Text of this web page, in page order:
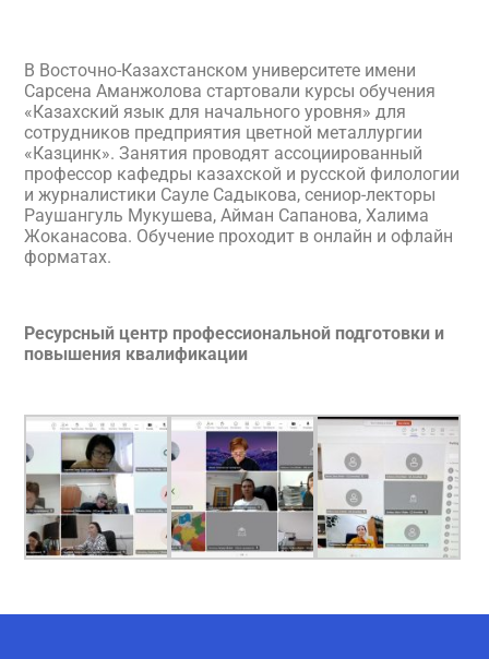
В Восточно-Казахстанском университете имени
Сарсена Аманжолова стартовали курсы обучения
«Казахский язык для начального уровня» для
сотрудников предприятия цветной металлургии
«Казцинк». Занятия проводят ассоциированный
профессор кафедры казахской и русской филологии
и журналистики Сауле Садыкова, сениор-лекторы
Раушангуль Мукушева, Айман Сапанова, Халима
Жоканасова. Обучение проходит в онлайн и офлайн
форматах.
Ресурсный центр профессиональной подготовки и
повышения квалификации